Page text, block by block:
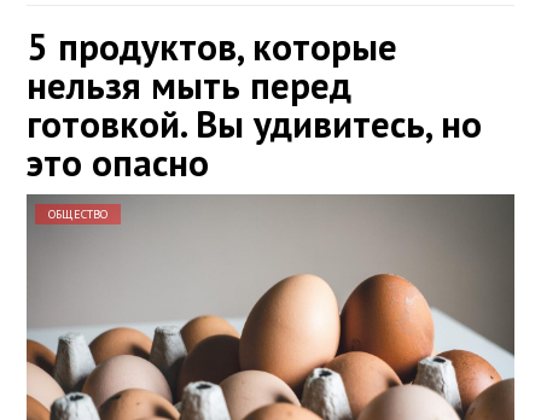
5 продуктов, которые
нельзя мыть перед
готовкой. Вы удивитесь, но
это опасно
ОБЩЕСТВО